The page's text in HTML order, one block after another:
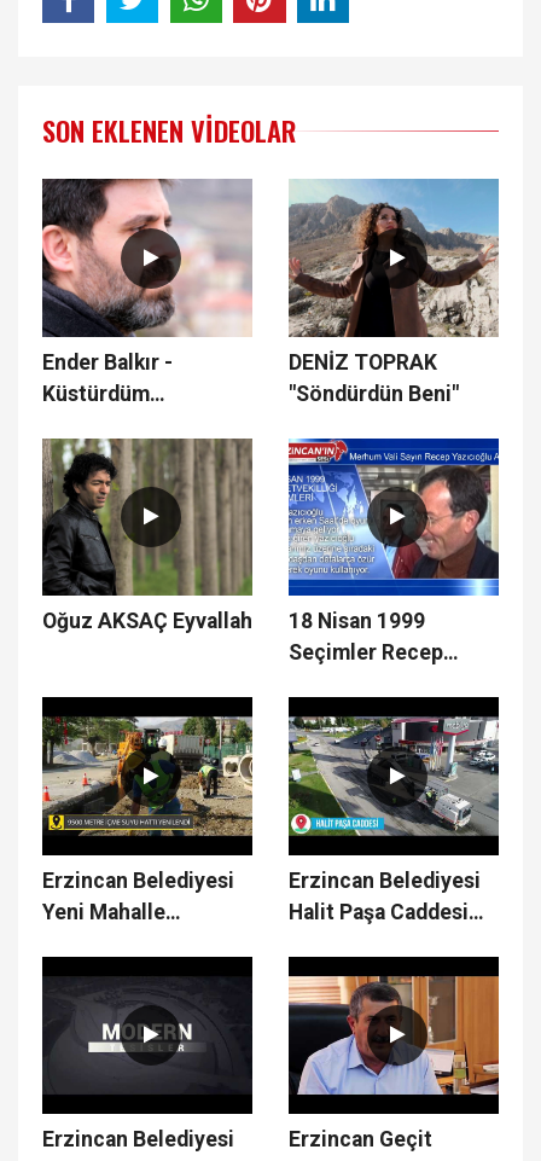
SON EKLENEN VIDEOLAR
Ender Balkır -
Küstürdüm
DENİZ TOPRAK
"Söndürdün Beni"
Oğuz AKSAÇ Eyvallah
18 Nisan 1999
Seçimler Recep
Erzincan Belediyesi
Yeni Mahalle
Erzincan Belediyesi
Halit Paşa Caddesi
Erzincan Belediyesi
Erzincan Geçit